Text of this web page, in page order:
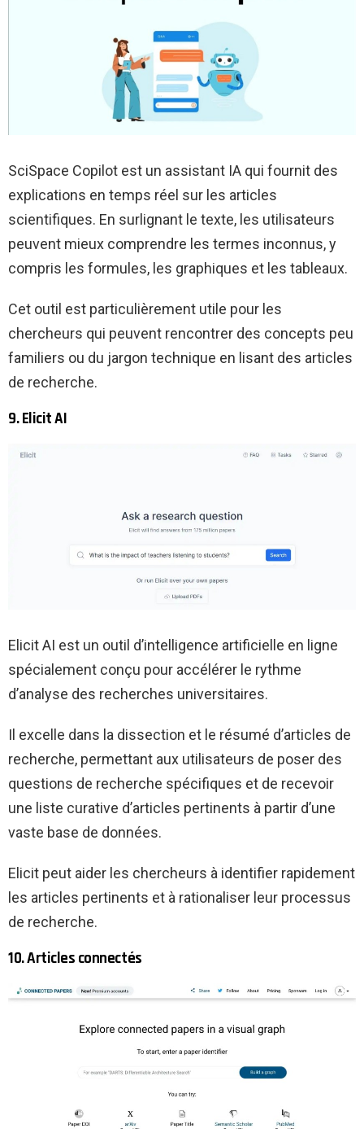
SciSpace Copilot est un assistant IA qui fournit des
explications en temps réel sur les articles
scientifiques. En surlignant le texte, les utilisateurs
peuvent mieux comprendre les termes inconnus, y
compris les formules, les graphiques et les tableaux.
Cet outil est particulièrement utile pour les
chercheurs qui peuvent rencontrer des concepts peu
familiers ou du jargon technique en lisant des articles
de recherche.
9. Elicit AI
Elicit AI est un outil d’intelligence artificielle en ligne
spécialement conçu pour accélérer le rythme
d’analyse des recherches universitaires.
Il excelle dans la dissection et le résumé d’articles de
recherche, permettant aux utilisateurs de poser des
questions de recherche spécifiques et de recevoir
une liste curative d’articles pertinents à partir d’une
vaste base de données.
Elicit peut aider les chercheurs à identifier rapidement
les articles pertinents et à rationaliser leur processus
de recherche.
10. Articles connectés